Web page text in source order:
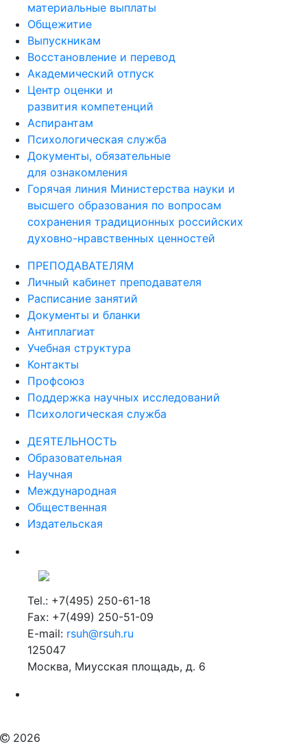
материальные выплаты
Общежитие
Выпускникам
Восстановление и перевод
Академический отпуск
Центр оценки и
развития компетенций
Аспирантам
Психологическая служба
Документы, обязательные
для ознакомления
Горячая линия Министерства науки и
высшего образования по вопросам
сохранения традиционных российских
духовно-нравственных ценностей
ПРЕПОДАВАТЕЛЯМ
Личный кабинет преподавателя
Расписание занятий
Документы и бланки
Антиплагиат
Учебная структура
Контакты
Профсоюз
Поддержка научных исследований
Психологическая служба
ДЕЯТЕЛЬНОСТЬ
Образовательная
Научная
Международная
Общественная
Издательская
Tel.: +7(495) 250-61-18
Fax: +7(499) 250-51-09
E-mail: rsuh@rsuh.ru
125047
Москва, Миусская площадь, д. 6
2026